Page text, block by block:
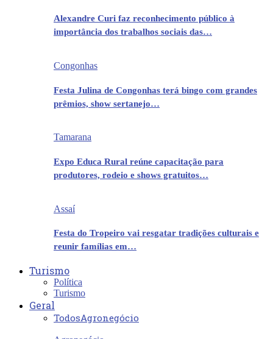
Alexandre Curi faz reconhecimento público à
importância dos trabalhos sociais das…
Congonhas
Festa Julina de Congonhas terá bingo com grandes
prêmios, show sertanejo…
Tamarana
Expo Educa Rural reúne capacitação para
produtores, rodeio e shows gratuitos…
Assaí
Festa do Tropeiro vai resgatar tradições culturais e
reunir famílias em…
Turismo
Política
Turismo
Geral
TodosAgronegócio